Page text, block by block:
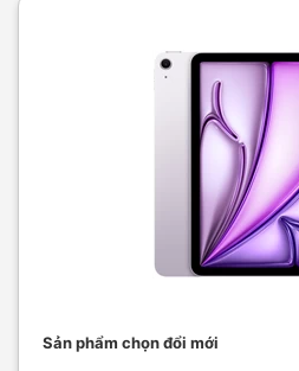
Sản phẩm chọn đổi mới